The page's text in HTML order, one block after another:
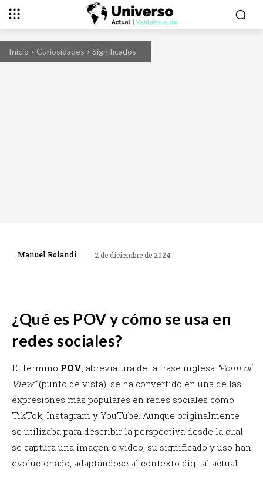
Inicio Curiosidades Significados
Manuel Rolandi 2 de diciembre de 2024
¿Qué es POV y cómo se usa en
redes sociales?
El término POV , abreviatura de la frase inglesa “Point of
View”(punto de vista), se ha convertido en una de las
expresiones más populares en redes sociales como
TikTok, Instagram y YouTube. Aunque originalmente
se utilizaba para describir la perspectiva desde la cual
se captura una imagen o video, su significado y uso han
evolucionado, adaptándose al contexto digital actual.